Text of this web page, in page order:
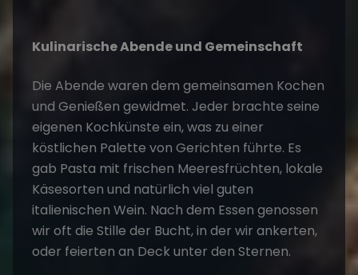
Kulinarische Abende und Gemeinschaft
Die Abende waren dem gemeinsamen Kochen
und Genießen gewidmet. Jeder brachte seine
eigenen Kochkünste ein, was zu einer
köstlichen Palette von Gerichten führte. Es
gab Pasta mit frischen Meeresfrüchten, lokale
Käsesorten und natürlich viel guten
italienischen Wein. Nach dem Essen genossen
wir oft die Stille der Bucht, in der wir ankerten,
oder feierten an Deck unter den Sternen.